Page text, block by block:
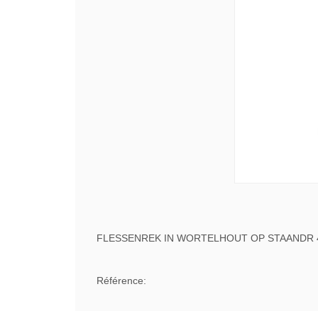
FLESSENREK IN WORTELHOUT OP STAANDR
Référence: